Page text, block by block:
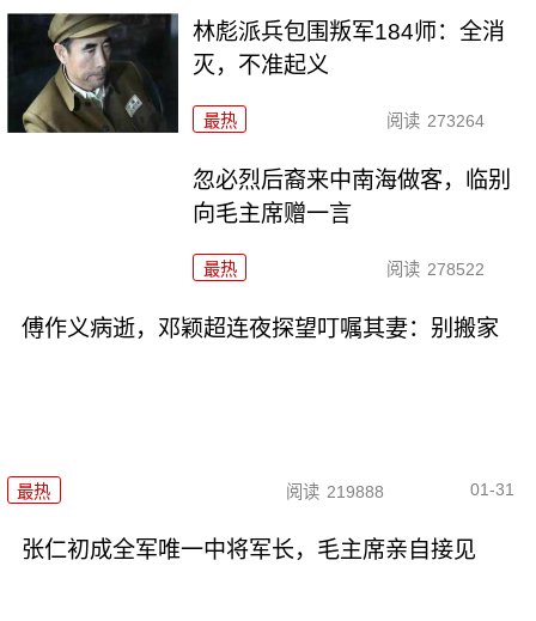
林彪派兵包围叛军184师：全消
灭，不准起义
最热 阅读 273264
忽必烈后裔来中南海做客，临别
向毛主席赠一言
最热 阅读 278522
傅作义病逝，邓颖超连夜探望叮嘱其妻：别搬家
最热 阅读 219888 01-31
张仁初成全军唯一中将军长，毛主席亲自接见